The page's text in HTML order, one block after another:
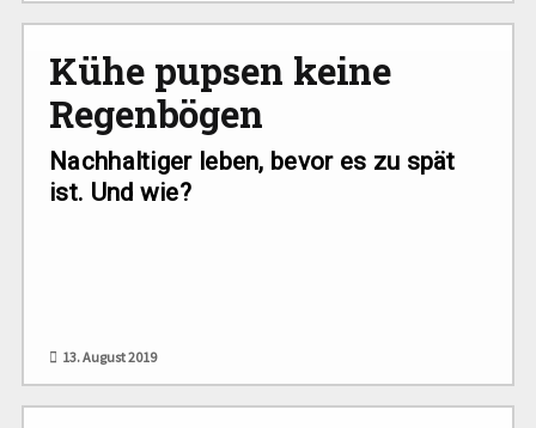
Kühe pupsen keine
Regenbögen
Nachhaltiger leben, bevor es zu spät
ist. Und wie?
13. August 2019